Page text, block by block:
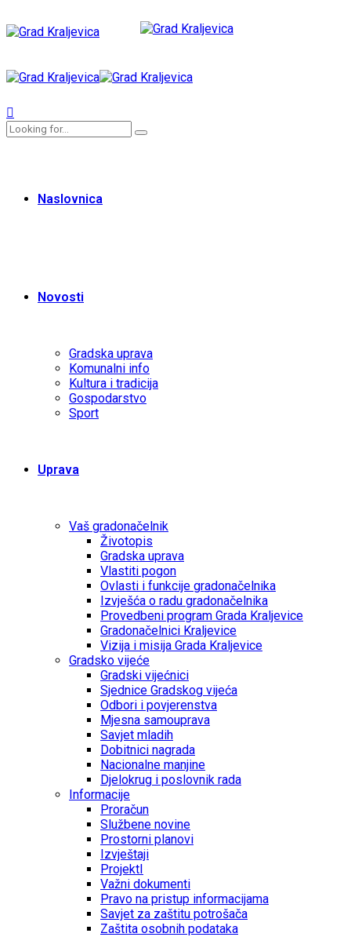
Naslovnica
Novosti
Gradska uprava
Komunalni info
Kultura i tradicija
Gospodarstvo
Sport
Uprava
Vaš gradonačelnik
Životopis
Gradska uprava
Vlastiti pogon
Ovlasti i funkcije gradonačelnika
Izvješća o radu gradonačelnika
Provedbeni program Grada Kraljevice
Gradonačelnici Kraljevice
Vizija i misija Grada Kraljevice
Gradsko vijeće
Gradski vijećnici
Sjednice Gradskog vijeća
Odbori i povjerenstva
Mjesna samouprava
Savjet mladih
Dobitnici nagrada
Nacionalne manjine
Djelokrug i poslovnik rada
Informacije
Proračun
Službene novine
Prostorni planovi
Izvještaji
ProjektI
Važni dokumenti
Pravo na pristup informacijama
Savjet za zaštitu potrošača
Zaštita osobnih podataka